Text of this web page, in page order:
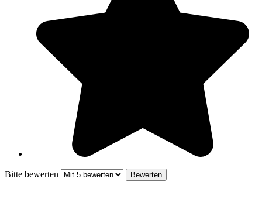
Bitte bewerten